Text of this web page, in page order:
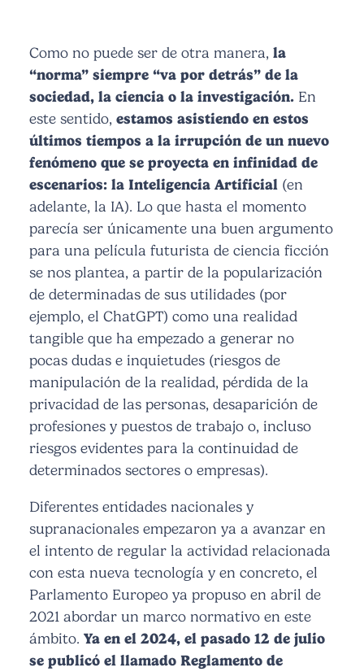
Como no puede ser de otra manera, la
“norma” siempre “va por detrás” de la
sociedad, la ciencia o la investigación. En
este sentido, estamos asistiendo en estos
últimos tiempos a la irrupción de un nuevo
fenómeno que se proyecta en infinidad de
escenarios: la Inteligencia Artificial (en
adelante, la IA). Lo que hasta el momento
parecía ser únicamente una buen argumento
para una película futurista de ciencia ficción
se nos plantea, a partir de la popularización
de determinadas de sus utilidades (por
ejemplo, el ChatGPT) como una realidad
tangible que ha empezado a generar no
pocas dudas e inquietudes (riesgos de
manipulación de la realidad, pérdida de la
privacidad de las personas, desaparición de
profesiones y puestos de trabajo o, incluso
riesgos evidentes para la continuidad de
determinados sectores o empresas).
Diferentes entidades nacionales y
supranacionales empezaron ya a avanzar en
el intento de regular la actividad relacionada
con esta nueva tecnología y en concreto, el
Parlamento Europeo ya propuso en abril de
2021 abordar un marco normativo en este
ámbito. Ya en el 2024, el pasado 12 de julio
se publicó el llamado Reglamento de